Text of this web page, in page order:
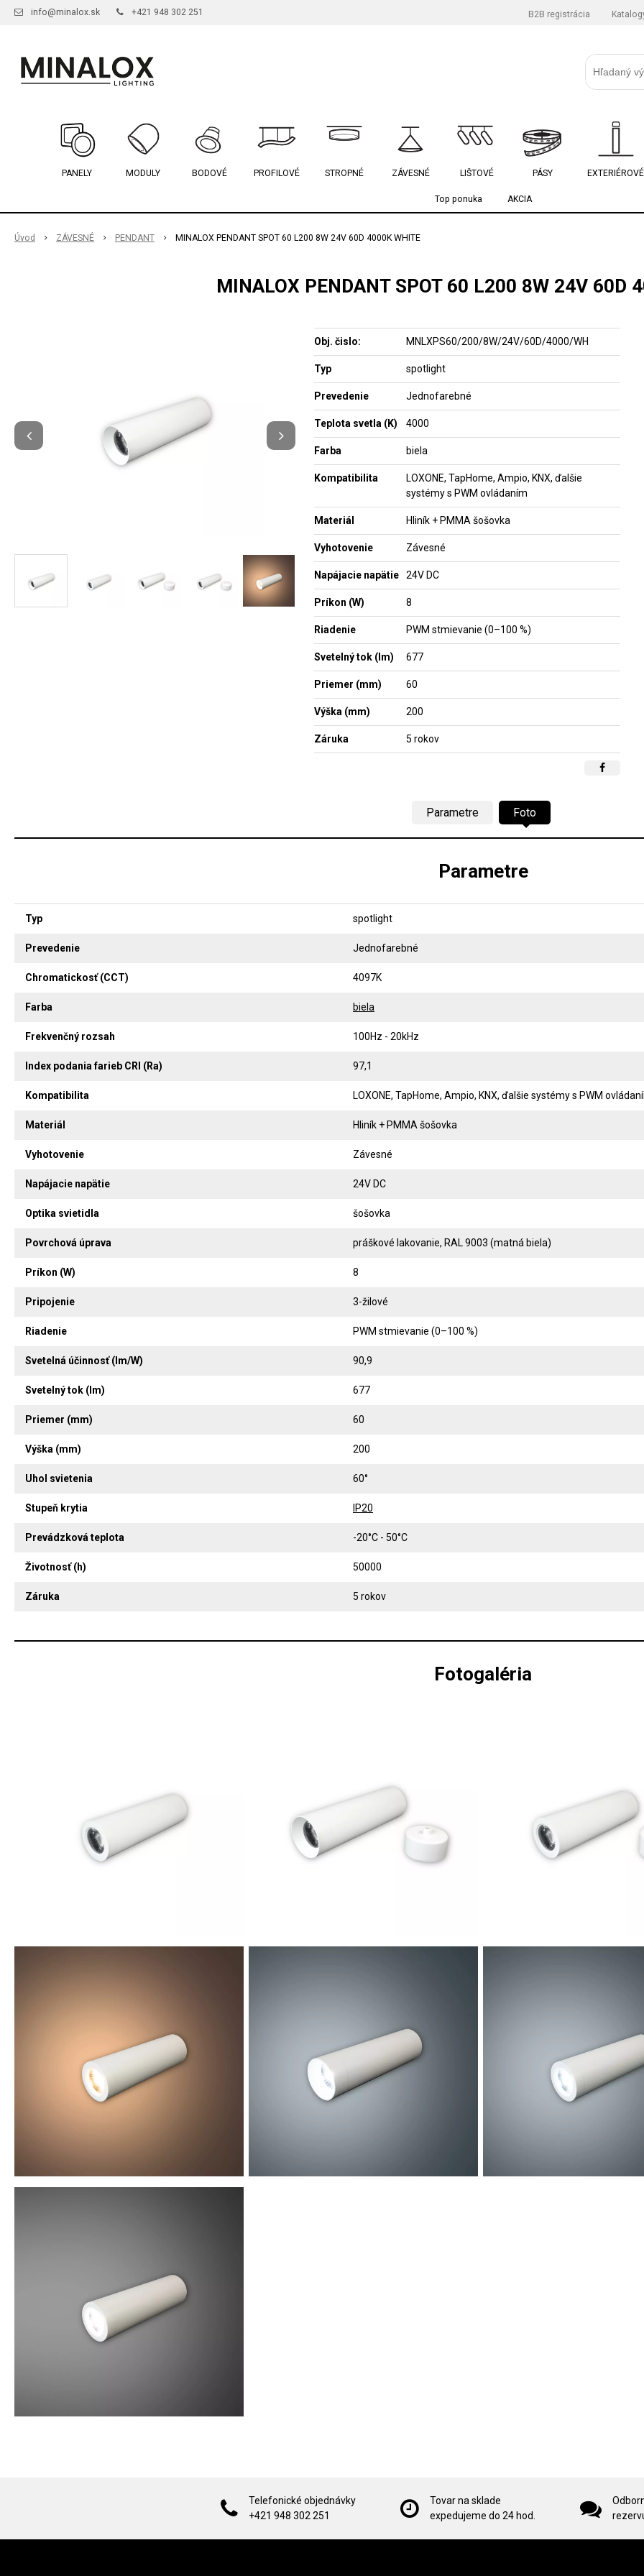
info@minalox.sk +421 948 302 251 B2B registrácia
PANELY MODULY BODOVÉ PROFILOVÉ STROPNÉ ZÁVESNÉ LIŠTOVÉ PÁSY EXTERIÉROVÉ
Top ponuka AKCIA
Úvod ZÁVESNÉ PENDANT MINALOX PENDANT SPOT 60 L200 8W 24V 60D 4000K WHITE
MINALOX PENDANT SPOT 60 L200 8W 24V 60D
Obj. čislo: MNLXPS60/200/8W/24V/60D/4000/WH
Typ spotlight
Prevedenie Jednofarebné
Teplota svetla (K) 4000
Farba biela
Kompatibilita
LOXONE, TapHome, Ampio, KNX, ďalšie
systémy s PWM ovládaním
Materiál Hliník + PMMA šošovka
Vyhotovenie Závesné
Napájacie napätie 24V DC
Príkon (W) 8
Riadenie PWM stmievanie (0–100 %)
Svetelný tok (lm) 677
Priemer (mm) 60
Výška (mm) 200
Záruka 5 rokov
Parametre Foto
Parametre
Typ spotlight
Prevedenie Jednofarebné
Chromatickosť (CCT) 4097K
Farba biela
Frekvenčný rozsah 100Hz - 20kHz
Index podania farieb CRI (Ra) 97,1
Kompatibilita LOXONE, TapHome, Ampio, KNX, ďalšie systémy s PWM
Materiál Hliník + PMMA šošovka
Vyhotovenie Závesné
Napájacie napätie 24V DC
Optika svietidla šošovka
Povrchová úprava práškové lakovanie, RAL 9003 (matná biela)
Príkon (W) 8
Pripojenie 3-žilové
Riadenie PWM stmievanie (0–100 %)
Svetelná účinnosť (lm/W) 90,9
Svetelný tok (lm) 677
Priemer (mm) 60
Výška (mm) 200
Uhol svietenia 60°
Stupeň krytia IP20
Prevádzková teplota -20°C - 50°C
Životnosť (h) 50000
Záruka 5 rokov
Fotogaléria
Telefonické objednávky
+421 948 302 251
Tovar na sklade
expedujeme do 24 hod.